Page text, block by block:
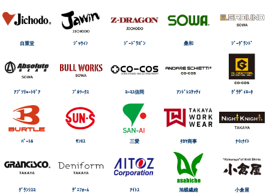
自重堂 ｼﾞｬｳｨﾝ ｼﾞｰﾄﾞﾗｺﾞﾝ 桑和 ｼﾞｰｸﾞﾗﾝﾄﾞ
ｱﾌﾞｿﾘｭｰﾄｷﾞｱ ﾌﾞﾙﾜｰｸｽ ｺｰｺｽ信岡 ｱﾝﾄﾞﾚｽｹｯﾃｨ ｸﾞﾗﾃﾞｨｴｰﾀ
ﾊﾞｰﾄﾙ ｻﾝｴｽ 三愛 ﾀｶﾔ商事 ﾅｲtﾅｲﾄ
ｸﾞﾗﾝｼｽｺ ﾃﾞﾆﾌｫｰﾑ ｱｲﾄｽ 旭蝶繊維 小倉屋